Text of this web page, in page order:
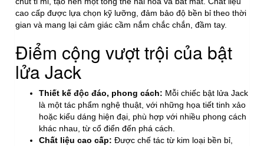
cao cấp được lựa chọn kỹ lưỡng, đảm bảo độ bền bỉ theo thời
gian và mang lại cảm giác cầm nắm chắc chắn, đầm tay.
Điểm cộng vượt trội của bật
lửa Jack
Thiết kế độc đáo, phong cách: Mỗi chiếc bật lửa Jack
là một tác phẩm nghệ thuật, với những họa tiết tinh xảo
hoặc kiểu dáng hiện đại, phù hợp với nhiều phong cách
khác nhau, từ cổ điển đến phá cách.
Chất liệu cao cấp: Được chế tác từ kim loại bền bỉ,